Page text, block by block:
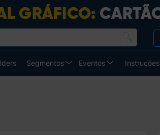
Segmentos Eventos Instruções